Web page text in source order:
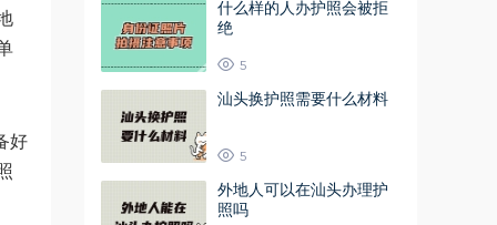
好
什么样的人办护照会被拒
绝
5
汕头换护照需要什么材料
5
外地人可以在汕头办理护
照吗